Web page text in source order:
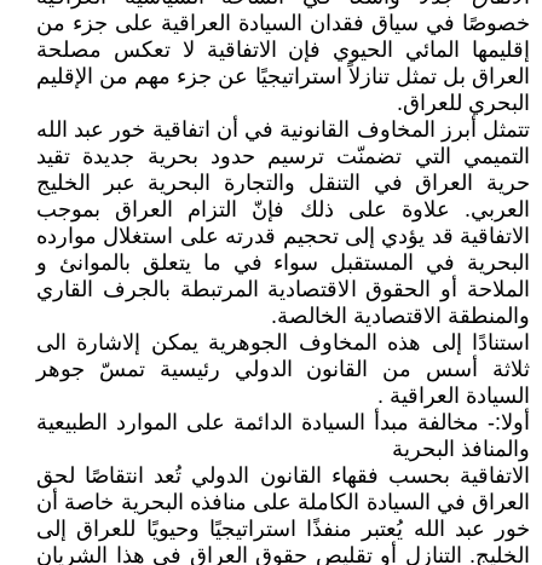
خصوصًا في سياق فقدان السيادة العراقية على جزء من
إقليمها المائي الحيوي فإن الاتفاقية لا تعكس مصلحة
العراق بل تمثل تنازلاً استراتيجيًا عن جزء مهم من الإقليم
البحري للعراق.
تتمثل أبرز المخاوف القانونية في أن اتفاقية خور عبد الله
التميمي التي تضمنّت ترسيم حدود بحرية جديدة تقيد
حرية العراق في التنقل والتجارة البحرية عبر الخليج
العربي. علاوة على ذلك فإنّ التزام العراق بموجب
الاتفاقية قد يؤدي إلى تحجيم قدرته على استغلال موارده
البحرية في المستقبل سواء في ما يتعلق بالموانئ و
الملاحة أو الحقوق الاقتصادية المرتبطة بالجرف القاري
والمنطقة الاقتصادية الخالصة.
استنادًا إلى هذه المخاوف الجوهرية يمكن إلاشارة الى
ثلاثة أسس من القانون الدولي رئيسية تمسّ جوهر
السيادة العراقية .
أولا:- مخالفة مبدأ السيادة الدائمة على الموارد الطبيعية
والمنافذ البحرية
الاتفاقية بحسب فقهاء القانون الدولي تُعد انتقاصًا لحق
العراق في السيادة الكاملة على منافذه البحرية خاصة أن
خور عبد الله يُعتبر منفذًا استراتيجيًا وحيويًا للعراق إلى
الخليج. التنازل أو تقليص حقوق العراق في هذا الشريان